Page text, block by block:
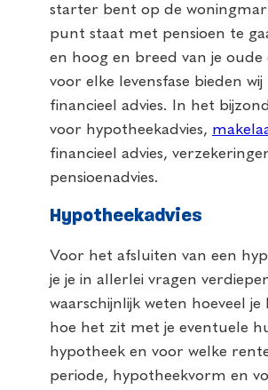
starter bent op de
punt staat met pensioen te
en hoog en breed van je oude
voor elke levensfase bieden wij
financieel advies. In het
voor hypotheekadvies,
financieel advies,
pensioenadvies.
Hypotheekadvies
Voor het afsluiten van een
je je in allerlei vragen
waarschijnlijk weten hoeveel
hoe het zit met je eventuele
hypotheek en voor welke
periode, hypotheekvorm en